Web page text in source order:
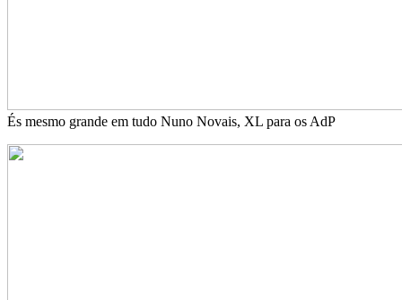
És mesmo grande em tudo Nuno Novais, XL para os AdP